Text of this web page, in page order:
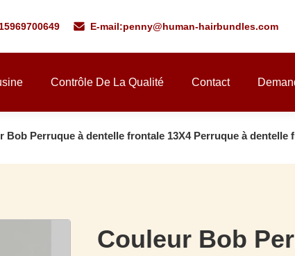
E-mail:penny@human-hairbundles.com
Contrôle De La Qualité Contact
Bob Perruque à dentelle frontale 13X4 Perruque à
Couleur Bob